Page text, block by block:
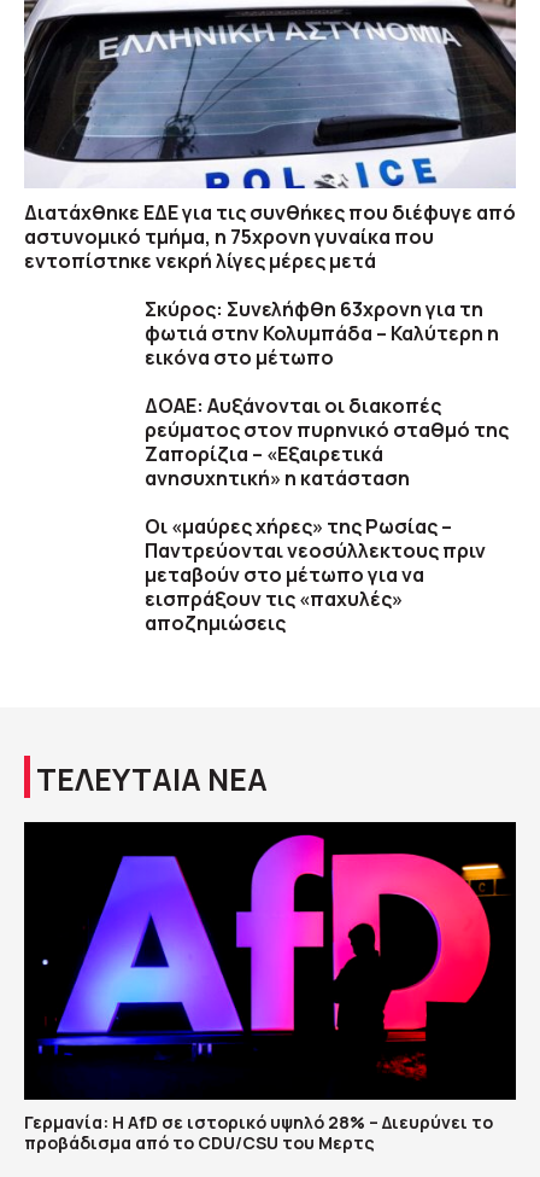
Διατάχθηκε ΕΔΕ για τις συνθήκες που διέφυγε από
αστυνομικό τμήμα, η 75χρονη γυναίκα που
εντοπίστηκε νεκρή λίγες μέρες μετά
Σκύρος: Συνελήφθη 63χρονη για τη
φωτιά στην Κολυμπάδα – Καλύτερη η
εικόνα στο μέτωπο
ΔΟΑΕ: Αυξάνονται οι διακοπές
ρεύματος στον πυρηνικό σταθμό της
Ζαπορίζια – «Εξαιρετικά
ανησυχητική» η κατάσταση
Οι «μαύρες χήρες» της Ρωσίας –
Παντρεύονται νεοσύλλεκτους πριν
μεταβούν στο μέτωπο για να
εισπράξουν τις «παχυλές»
αποζημιώσεις
ΤΕΛΕΥΤΑΙΑ ΝΕΑ
Γερμανία: Η AfD σε ιστορικό υψηλό 28% – Διευρύνει το
προβάδισμα από το CDU/CSU του Μερτς